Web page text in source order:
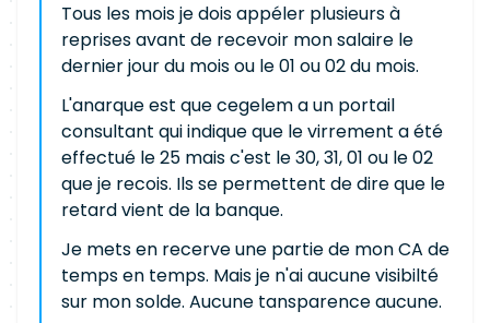
Tous les mois je dois appéler plusieurs à
reprises avant de recevoir mon salaire le
dernier jour du mois ou le 01 ou 02 du mois.
L'anarque est que cegelem a un portail
consultant qui indique que le virrement a été
effectué le 25 mais c'est le 30, 31, 01 ou le 02
que je recois. Ils se permettent de dire que le
retard vient de la banque.
Je mets en recerve une partie de mon CA de
temps en temps. Mais je n'ai aucune visibilté
sur mon solde. Aucune tansparence aucune.